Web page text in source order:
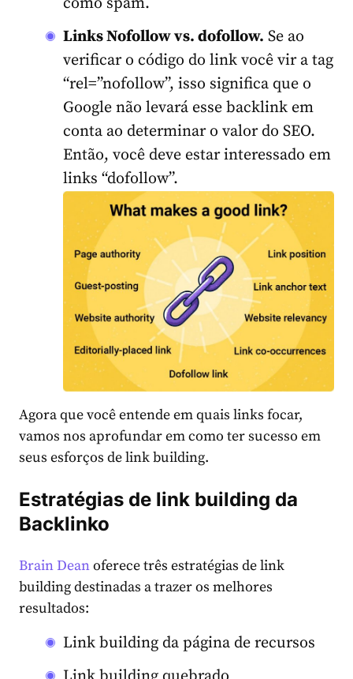
Links Nofollow vs. dofollow. Se ao
verificar o código do link você vir a tag
“rel=”nofollow”, isso significa que o
Google não levará esse backlink em
conta ao determinar o valor do SEO.
Então, você deve estar interessado em
links “dofollow”.
Agora que você entende em quais links focar,
vamos nos aprofundar em como ter sucesso em
seus esforços de link building.
Estratégias de link building da
Backlinko
Brain Deanoferece três estratégias de link
building destinadas a trazer os melhores
resultados:
Link building da página de recursos